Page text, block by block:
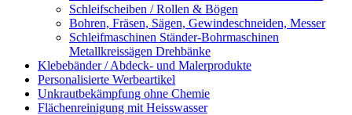
Schleifscheiben / Rollen & Bögen
Bohren, Fräsen, Sägen, Gewindeschneiden, Messer
Schleifmaschinen Ständer-Bohrmaschinen
Metallkreissägen Drehbänke
Klebebänder / Abdeck- und Malerprodukte
Personalisierte Werbeartikel
Unkrautbekämpfung ohne Chemie
Flächenreinigung mit Heisswasser